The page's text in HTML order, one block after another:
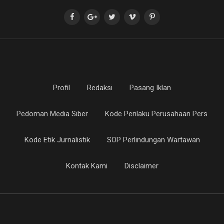
Profil Redaksi Pasang Iklan
Pedoman Media Siber Kode Perilaku Perusahaan Pers
Kode Etik Jurnalistik SOP Perlindungan Wartawan
Kontak Kami Disclaimer